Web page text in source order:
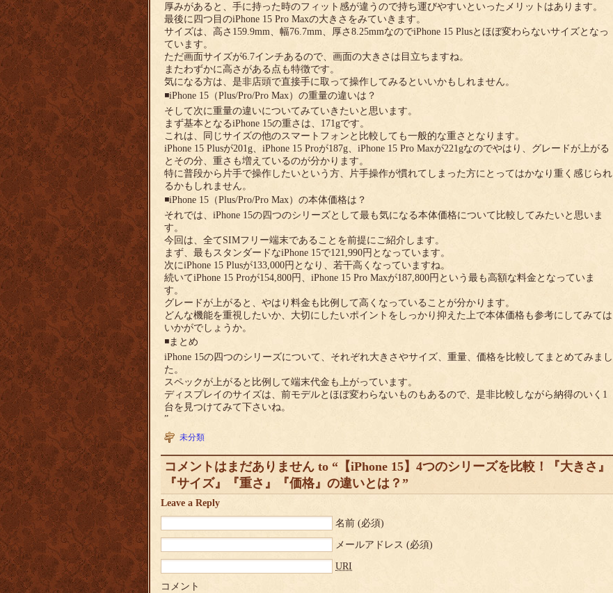
厚みがあると、手に持った時のフィット感が違うので持ち運びやすいといったメリットはあります。
最後に四つ目のiPhone 15 Pro Maxの大きさをみていきます。
サイズは、高さ159.9mm、幅76.7mm、厚さ8.25mmなのでiPhone 15 Plusとほぼ変わらないサイズとなっ
ています。
ただ画面サイズが6.7インチあるので、画面の大きさは目立ちますね。
またわずかに高さがある点も特徴です。
気になる方は、是非店頭で直接手に取って操作してみるといいかもしれません。
◾️iPhone 15（Plus/Pro/Pro Max）の重量の違いは？
そして次に重量の違いについてみていきたいと思います。
まず基本となるiPhone 15の重さは、171gです。
これは、同じサイズの他のスマートフォンと比較しても一般的な重さとなります。
iPhone 15 Plusが201g、iPhone 15 Proが187g、iPhone 15 Pro Maxが221gなのでやはり、グレードが上がる
とその分、重さも増えているのが分かります。
特に普段から片手で操作したいという方、片手操作が慣れてしまった方にとってはかなり重く感じられ
るかもしれません。
◾️iPhone 15（Plus/Pro/Pro Max）の本体価格は？
それでは、iPhone 15の四つのシリーズとして最も気になる本体価格について比較してみたいと思いま
す。
今回は、全てSIMフリー端末であることを前提にご紹介します。
まず、最もスタンダードなiPhone 15で121,990円となっています。
次にiPhone 15 Plusが133,000円となり、若干高くなっていますね。
続いてiPhone 15 Proが154,800円、iPhone 15 Pro Maxが187,800円という最も高額な料金となっていま
す。
グレードが上がると、やはり料金も比例して高くなっていることが分かります。
どんな機能を重視したいか、大切にしたいポイントをしっかり抑えた上で本体価格も参考にしてみては
いかがでしょうか。
◾️まとめ
iPhone 15の四つのシリーズについて、それぞれ大きさやサイズ、重量、価格を比較してまとめてみまし
た。
スペックが上がると比例して端末代金も上がっています。
ディスプレイのサイズは、前モデルとほぼ変わらないものもあるので、是非比較しながら納得のいく1
台を見つけてみて下さいね。
”
未分類
コメントはまだありません to “【iPhone 15】4つのシリーズを比較！『大きさ』
『サイズ』『重さ』『価格』の違いとは？”
Leave a Reply
名前 (必須)
メールアドレス (必須)
URI
コメント